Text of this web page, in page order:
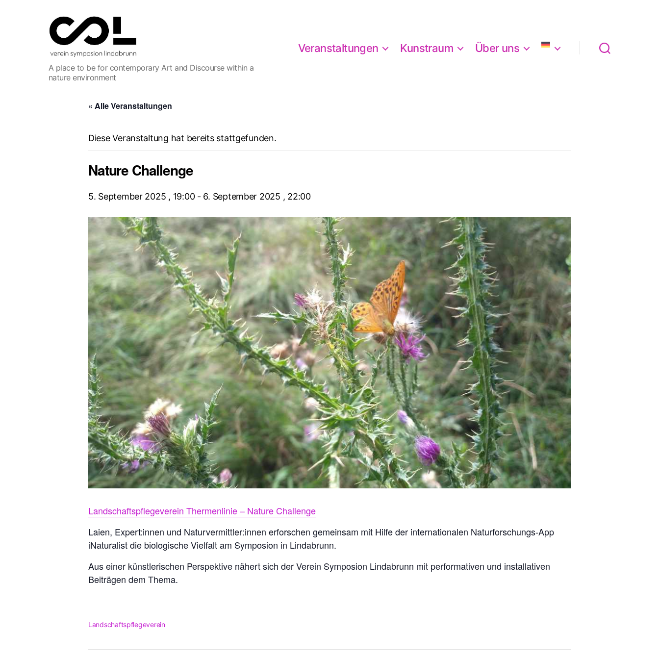
Verein
Symposion
Lindabrunn
A place to be for contemporary Art and Discourse within a
nature environment
Veranstaltungen Kunstraum Über uns
« Alle Veranstaltungen
Diese Veranstaltung hat bereits stattgefunden.
Nature Challenge
5. September 2025 , 19:00- 6. September 2025 , 22:00
Landschaftspflegeverein Thermenlinie – Nature Challenge
Laien, Expert:innen und Naturvermittler:innen erforschen gemeinsam mit Hilfe der internationalen Naturforschungs-App
iNaturalist die biologische Vielfalt am Symposion in Lindabrunn.
Aus einer künstlerischen Perspektive nähert sich der Verein Symposion Lindabrunn mit performativen und installativen
Beiträgen dem Thema.
Landschaftspflegeverein